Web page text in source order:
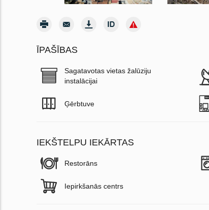
ĪPAŠĪBAS
Sagatavotas vietas žalūziju
instalācijai
Ģērbtuve
IEKŠTELPU IEKĀRTAS
Restorāns
Iepirkšanās centrs